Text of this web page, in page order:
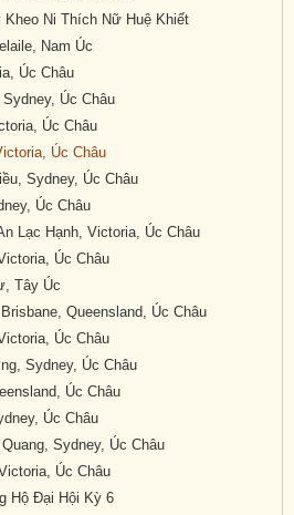
Kheo Ni Thích Nữ Huệ Khiết
Nam Úc
Úc Châu
Úc Châu
Úc Châu
Úc Châu
Sydney, Úc Châu
Úc Châu
Lạc Hạnh, Victoria, Úc Châu
Úc Châu
Tây Úc
Queensland, Úc Châu
Úc Châu
Sydney, Úc Châu
Úc Châu
Úc Châu
Sydney, Úc Châu
Úc Châu
Hộ Đại Hội Kỳ 6